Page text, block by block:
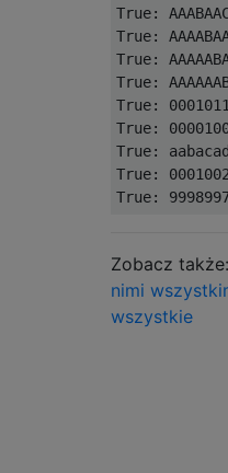
True:
True:
True:
True:
True:
True:
True:
True:
True:
Zobacz także:
nimi
wszystkie